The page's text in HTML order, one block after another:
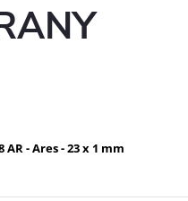
AR - Ares - 23 x 1 mm